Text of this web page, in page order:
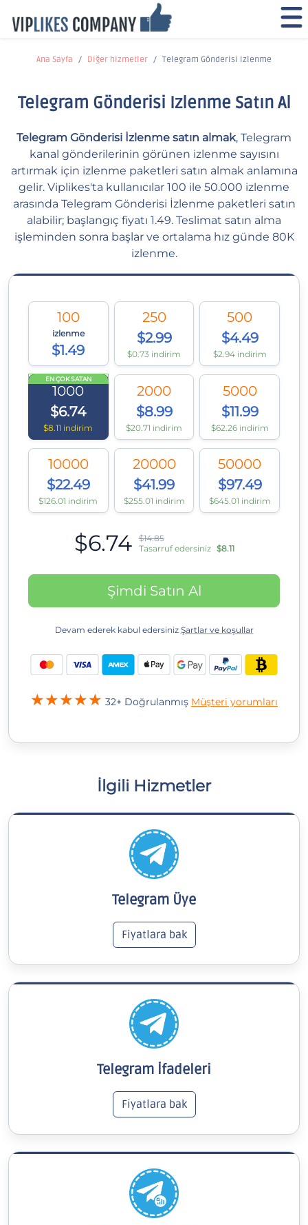
Ana Sayfa Diğer hizmetler Telegram Gönderisi Izlenme
Telegram Gönderisi Izlenme Satın Al
Telegram Gönderisi İzlenme satın almak, Telegram
kanal gönderilerinin görünen izlenme sayısını
artırmak için izlenme paketleri satın almak anlamına
gelir. Viplikes'ta kullanıcılar 100 ile 50.000 izlenme
arasında Telegram Gönderisi İzlenme paketleri satın
alabilir; başlangıç fiyatı 1.49. Teslimat satın alma
işleminden sonra başlar ve ortalama hız günde 80K
izlenme.
100
izlenme
$1.49
250
$2.99
$0.73 indirim
500
$4.49
$2.94 indirim
EN ÇOK SATAN
1000
$6.74
$8.11 indirim
2000
$8.99
$20.71 indirim
5000
$11.99
$62.26 indirim
10000
$22.49
$126.01 indirim
20000
$41.99
$255.01 indirim
50000
$97.49
$645.01 indirim
$6.74
$14.85
Tasarruf edersiniz $8.11
Şimdi Satın Al
Devam ederek kabul edersiniz Şartlar ve koşullar
32+ Doğrulanmış Müşteri yorumları
İlgili Hizmetler
Telegram Üye
Fiyatlara bak
Telegram İfadeleri
Fiyatlara bak